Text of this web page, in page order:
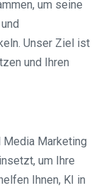
um seine
Unser Ziel ist
und Ihren
Marketing
um Ihre
Ihnen, KI in